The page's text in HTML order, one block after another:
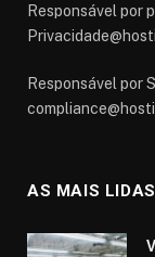
Responsável por
Responsável por
AS MAIS LIDAS